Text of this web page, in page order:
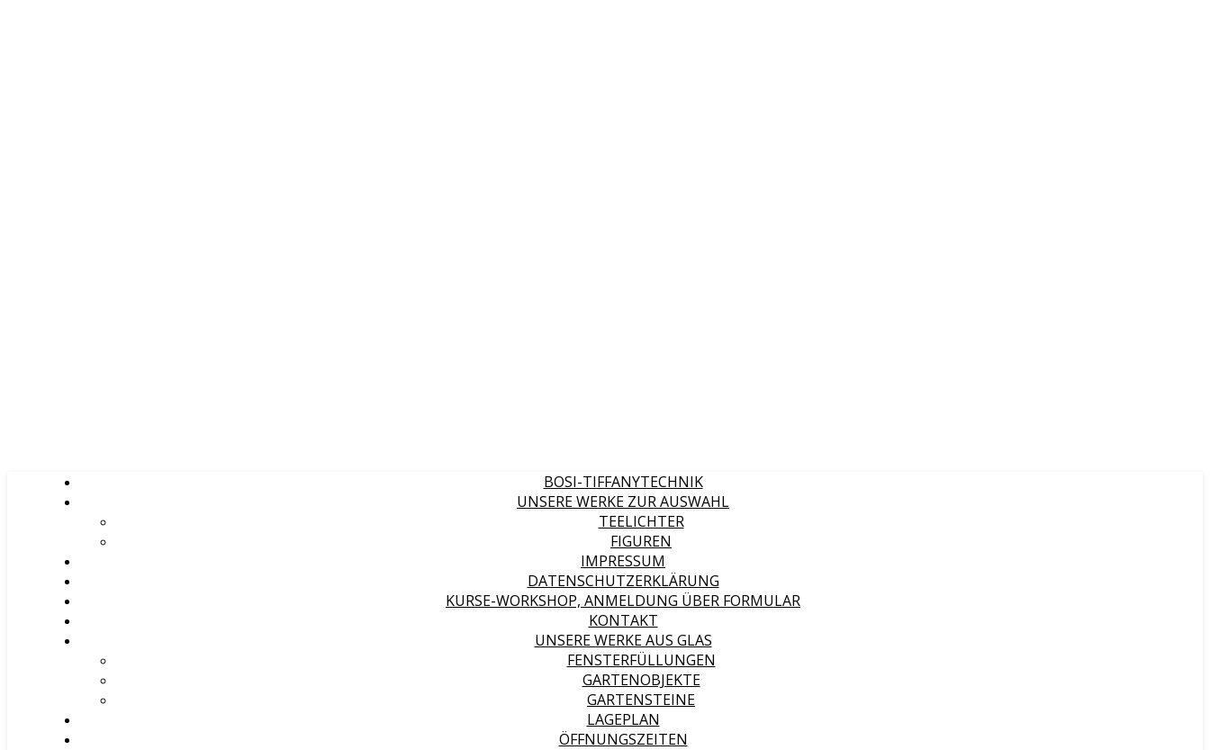
BOSI-TIFFANYTECHNIK
UNSERE WERKE ZUR AUSWAHL
TEELICHTER
FIGUREN
IMPRESSUM
DATENSCHUTZERKLÄRUNG
KURSE-WORKSHOP, ANMELDUNG ÜBER FORMULAR
KONTAKT
UNSERE WERKE AUS GLAS
FENSTERFÜLLUNGEN
GARTENOBJEKTE
GARTENSTEINE
LAGEPLAN
ÖFFNUNGSZEITEN